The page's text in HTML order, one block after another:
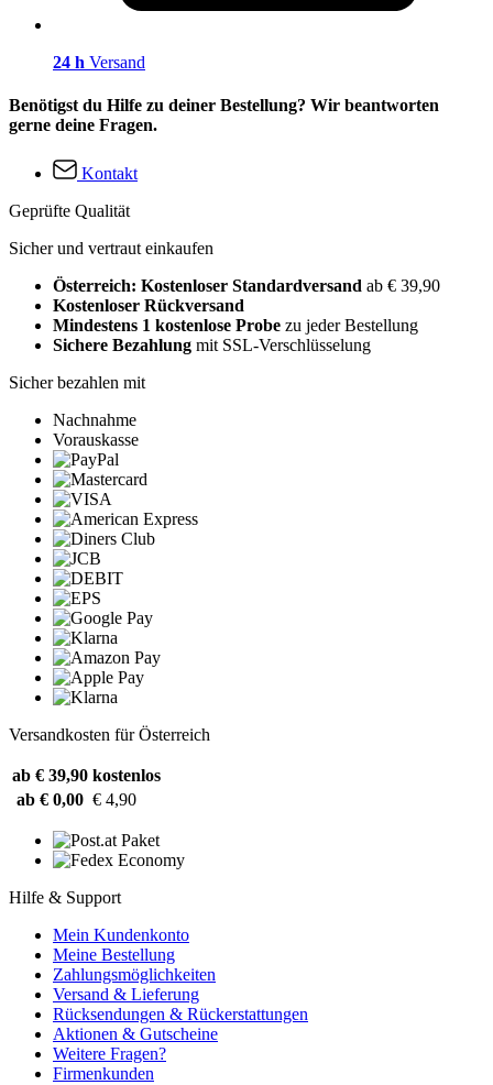
24 h Versand
Benötigst du Hilfe zu deiner Bestellung? Wir beantworten
gerne deine Fragen.
Kontakt
Geprüfte Qualität
Sicher und vertraut einkaufen
Österreich: Kostenloser Standardversand ab € 39,90
Kostenloser Rückversand
Mindestens 1 kostenlose Probe zu jeder Bestellung
Sichere Bezahlung mit SSL-Verschlüsselung
Sicher bezahlen mit
Nachnahme
Vorauskasse
Versandkosten für Österreich
ab € 39,90 kostenlos
ab € 0,00 € 4,90
Hilfe & Support
Mein Kundenkonto
Meine Bestellung
Zahlungsmöglichkeiten
Versand & Lieferung
Rücksendungen & Rückerstattungen
Aktionen & Gutscheine
Weitere Fragen?
Firmenkunden